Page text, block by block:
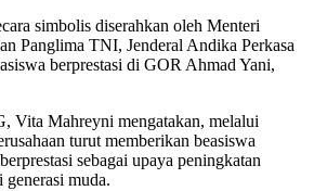
simbolis diserahkan oleh Menteri
Panglima TNI, Jenderal Andika Perkasa
berprestasi di GOR Ahmad Yani,
Vita Mahreyni mengatakan, melalui
turut memberikan beasiswa
sebagai upaya peningkatan
muda.